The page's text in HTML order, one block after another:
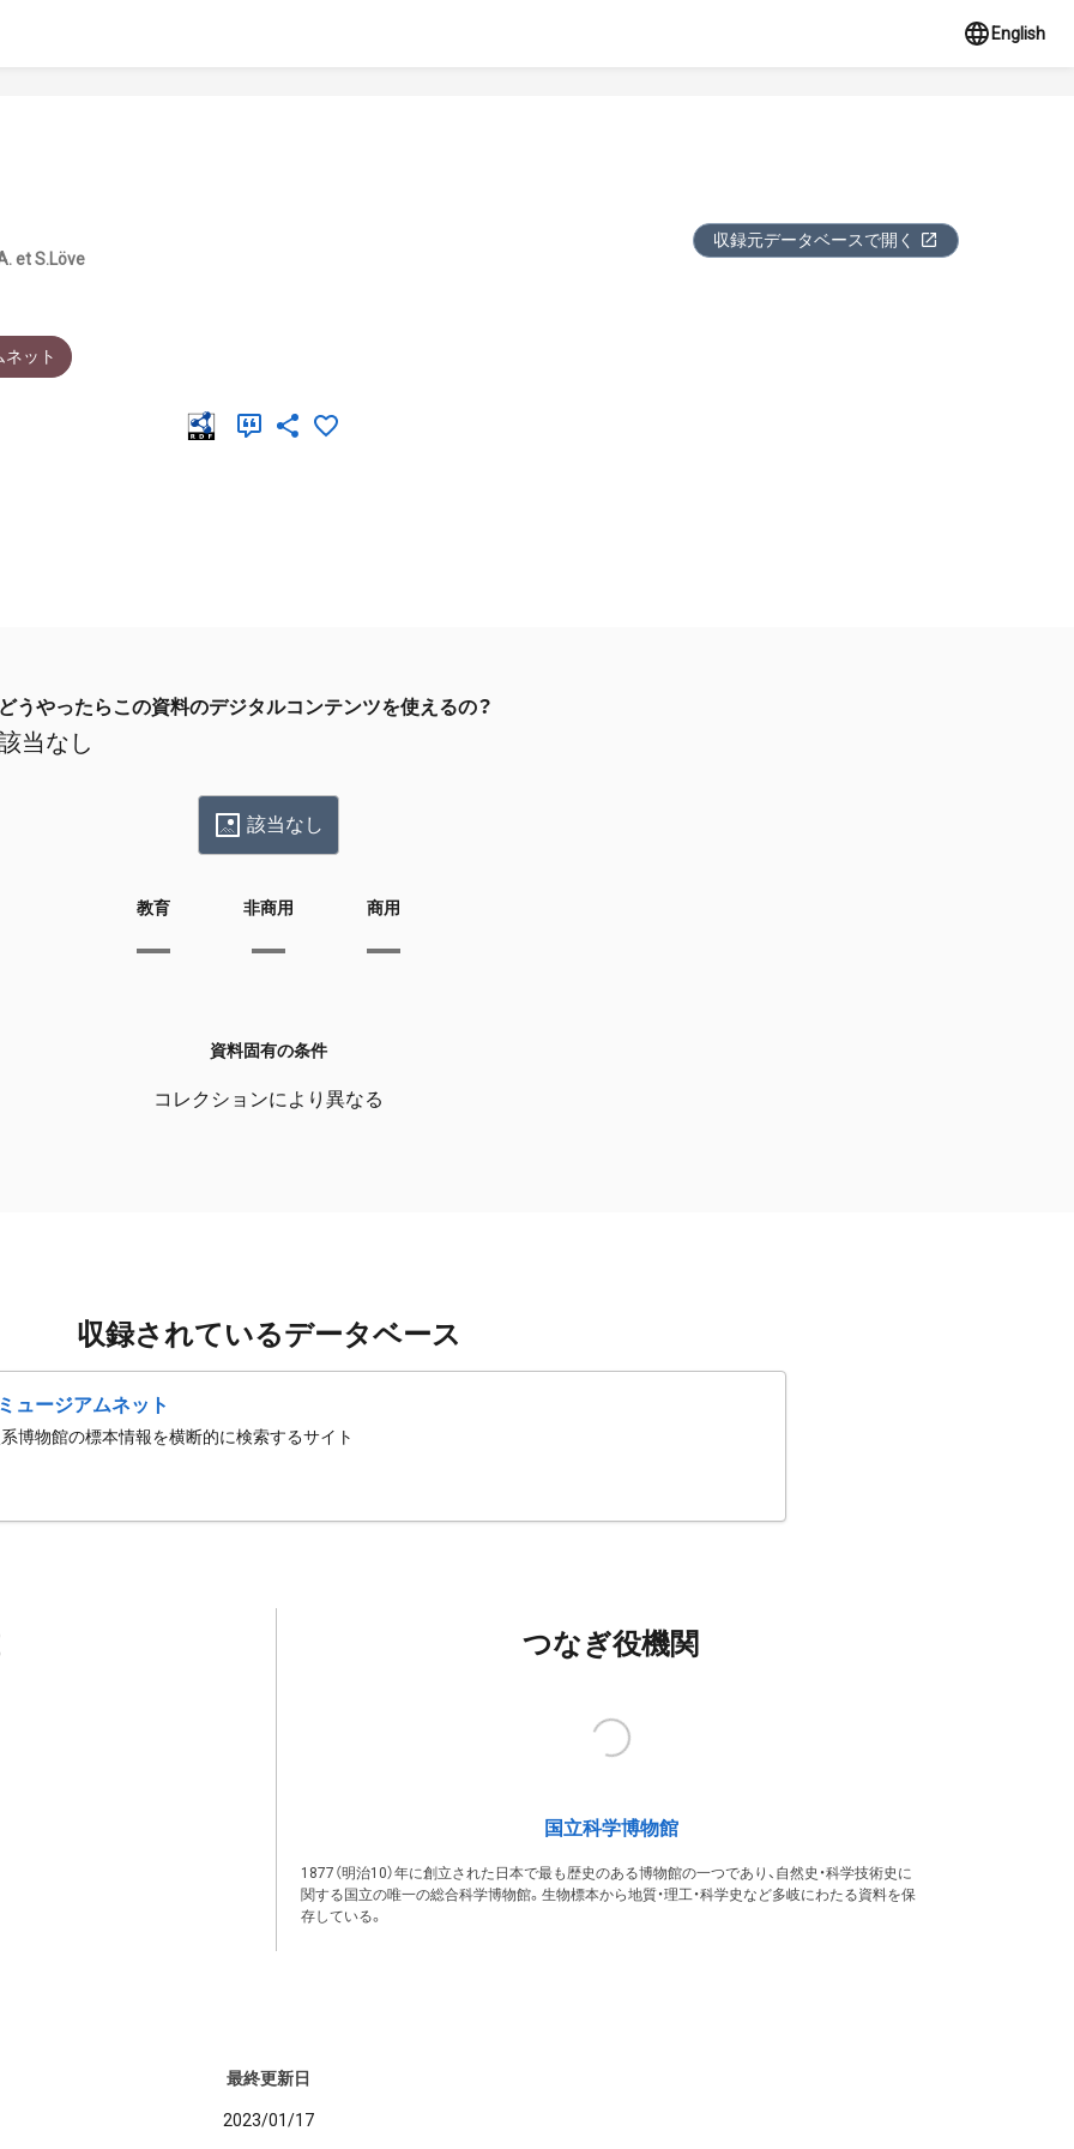
English
et S.Löve
収録元データベースで開く
ット
どうやったらこの資料のデジタルコンテンツを使えるの？
当なし
該当なし
教育 非商用 商用
資料固有の条件
コレクションにより異なる
収録されているデータベース
ュージアムネット
博物館の標本情報を横断的に検索するサイト
つなぎ役機関
国立科学博物館
1877（明治10）年に創立された日本で最も歴史のある博物館の一つであり、自然史・科学技術史に
関する国立の唯一の総合科学博物館。生物標本から地質・理工・科学史など多岐にわたる資料を保
存している。
最終更新日
2023/01/17